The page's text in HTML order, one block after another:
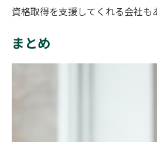
資格取得を支援してくれる会社
まとめ